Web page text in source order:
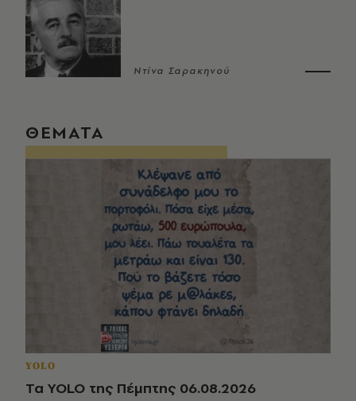
Ντίνα Σαρακηνού
ΘΕΜΑΤΑ
YOLO
Τα YOLO της Πέμπτης 06.08.2026